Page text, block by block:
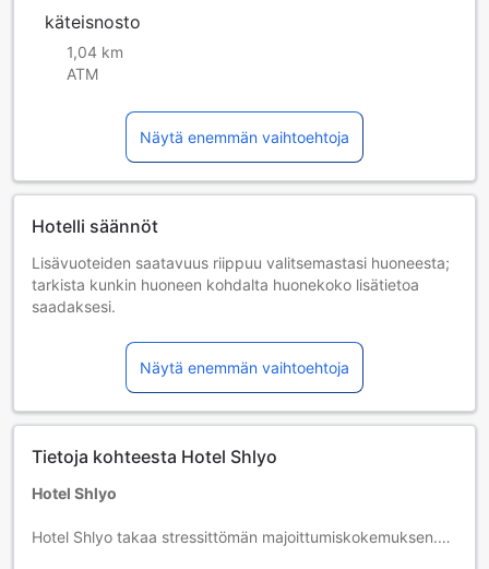
käteisnosto
1,04 km
ATM
Näytä enemmän vaihtoehtoja
Hotelli säännöt
Lisävuoteiden saatavuus riippuu valitsemastasi huoneesta;
tarkista kunkin huoneen kohdalta huonekoko lisätietoa
saadaksesi.
ehdot saattavat päteä.
Näytä enemmän vaihtoehtoja
Tietoja kohteesta Hotel Shlyo
Hotel Shlyo
Hotel Shlyo takaa stressittömän majoittumiskokemuksen.